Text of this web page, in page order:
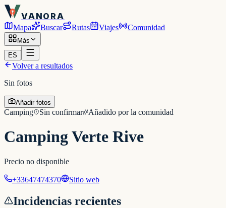
VANORA
Mapa Buscar Rutas Viajes Comunidad
Más
ES
Volver a resultados
Sin fotos
Añadir fotos
Camping Sin confirmar Añadido por la comunidad
Camping Verte Rive
Precio no disponible
+33647474370 Sitio web
Incidencias recientes